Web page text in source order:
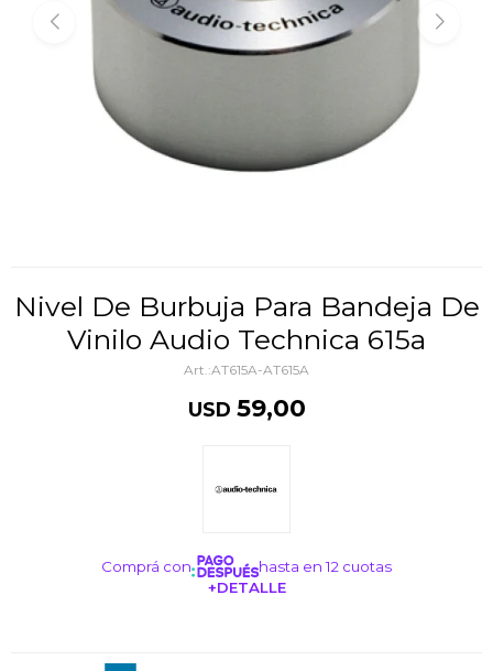
Nivel De Burbuja Para Bandeja De
Vinilo Audio Technica 615a
AT615A-AT615A
USD 59,00
Comprá con
hasta en 12 cuotas
+DETALLE